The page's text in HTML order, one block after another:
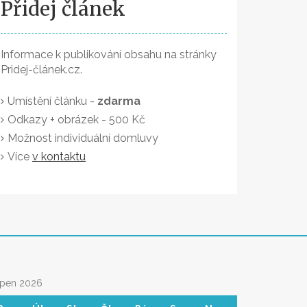
Přidej článek
Informace k publikování obsahu na stránky
Pridej-článek.cz.
Umístění článku - zdarma
Odkazy + obrázek - 500 Kč
Možnost individuální domluvy
Více v kontaktu
2026